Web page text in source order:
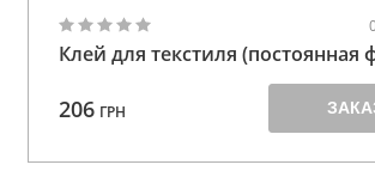
Клей для текстиля (постоянная
206 ГРН